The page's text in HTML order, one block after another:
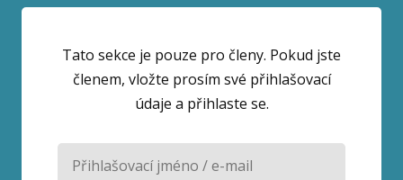
Tato sekce je pouze pro členy. Pokud jste
členem, vložte prosím své přihlašovací
údaje a přihlaste se.